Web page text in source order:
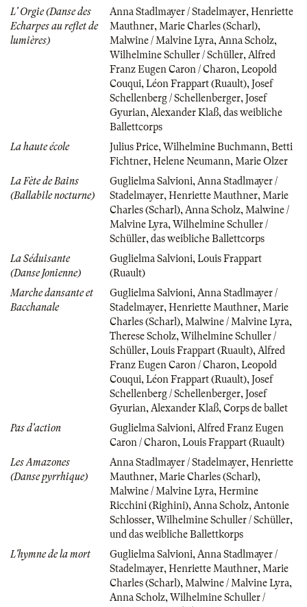
L' Orgie (Danse des
Echarpes au reflet de
lumières)
Anna Stadlmayer / Stadelmayer, Henriette
Mauthner, Marie Charles (Scharl),
Malwine / Malvine Lyra, Anna Scholz,
Wilhelmine Schuller / Schüller, Alfred
Franz Eugen Caron / Charon, Leopold
Couqui, Léon Frappart (Ruault), Josef
Schellenberg / Schellenberger, Josef
Gyurian, Alexander Klaß, das weibliche
Ballettcorps
La haute école
Julius Price, Wilhelmine Buchmann, Betti
Fichtner, Helene Neumann, Marie Olzer
La Fète de Bains
(Ballabile nocturne)
Guglielma Salvioni, Anna Stadlmayer /
Stadelmayer, Henriette Mauthner, Marie
Charles (Scharl), Anna Scholz, Malwine /
Malvine Lyra, Wilhelmine Schuller /
Schüller, das weibliche Ballettcorps
La Séduisante
(Danse Jonienne)
Guglielma Salvioni, Louis Frappart
(Ruault)
Marche dansante et
Bacchanale
Guglielma Salvioni, Anna Stadlmayer /
Stadelmayer, Henriette Mauthner, Marie
Charles (Scharl), Malwine / Malvine Lyra,
Therese Scholz, Wilhelmine Schuller /
Schüller, Louis Frappart (Ruault), Alfred
Franz Eugen Caron / Charon, Leopold
Couqui, Léon Frappart (Ruault), Josef
Schellenberg / Schellenberger, Josef
Gyurian, Alexander Klaß, Corps de ballet
Pas d'action
Guglielma Salvioni, Alfred Franz Eugen
Caron / Charon, Louis Frappart (Ruault)
Les Amazones
(Danse pyrrhique)
Anna Stadlmayer / Stadelmayer, Henriette
Mauthner, Marie Charles (Scharl),
Malwine / Malvine Lyra, Hermine
Ricchini (Righini), Anna Scholz, Antonie
Schlosser, Wilhelmine Schuller / Schüller,
und das weibliche Ballettkorps
L'hymne de la mort
Guglielma Salvioni, Anna Stadlmayer /
Stadelmayer, Henriette Mauthner, Marie
Charles (Scharl), Malwine / Malvine Lyra,
Anna Scholz, Wilhelmine Schuller /